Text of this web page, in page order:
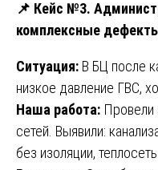
📌 Кейс №3.
комплексные
Ситуация: В БЦ после
низкое давление ГВС,
Наша работа: Провели
сетей. Выявили:
без изоляции,